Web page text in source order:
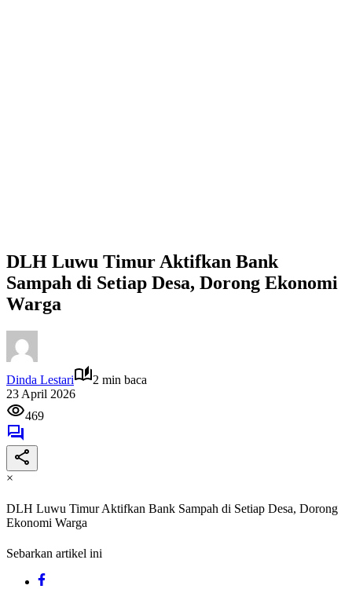
DLH Luwu Timur Aktifkan Bank
Sampah di Setiap Desa, Dorong Ekonomi
Warga
Dinda Lestari
2 min baca
23 April 2026
469
×
DLH Luwu Timur Aktifkan Bank Sampah di Setiap Desa, Dorong
Ekonomi Warga
Sebarkan artikel ini